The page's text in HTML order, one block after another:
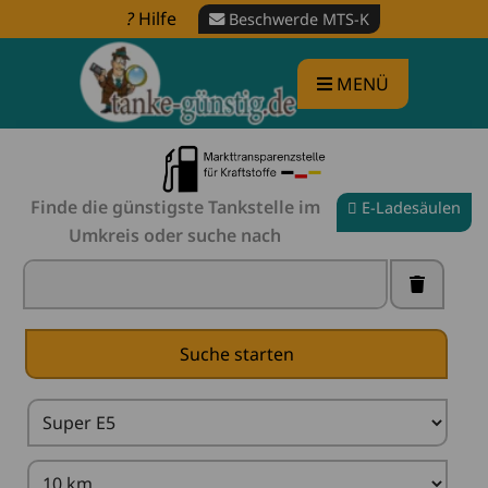
Hilfe Beschwerde MTS-K
MENÜ
Finde die günstigste Tankstelle im
Umkreis oder suche nach
E-Ladesäulen
Suche starten
Tankstelle in der Nähe finden -Spritpreise
vergleichen